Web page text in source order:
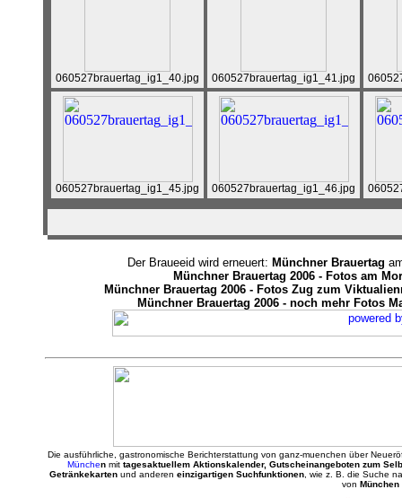
060527brauertag_ig1_40.jpg 060527brauertag_ig1_41.jpg
060527brauertag_ig1_45.jpg 060527brauertag_ig1_46.jpg
Der Braueeid wird erneuert: Münchner Brauertag
Münchner Brauertag 2006 - Fotos am
Münchner Brauertag 2006 - Fotos Zug zum
Münchner Brauertag 2006 - noch mehr Fotos
Die ausführliche, gastronomische Berichterstattung von ganz-muenchen über
Münchenmit tagesaktuellem Aktionskalender, Gutscheinangeboten zum
Getränkekartenund anderen einzigartigen Suchfunktionen, wie z. B. die Suche
von